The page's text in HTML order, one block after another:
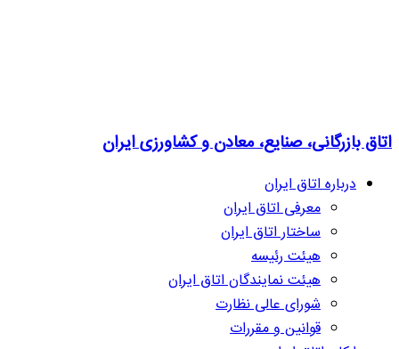
اتاق بازرگانی، صنایع، معادن و کشاورزی ایران
درباره اتاق ایران
معرفی اتاق ایران
ساختار اتاق ایران
هیئت رئیسه
هیئت نمایندگان اتاق ایران
شورای عالی نظارت
قوانین و مقررات